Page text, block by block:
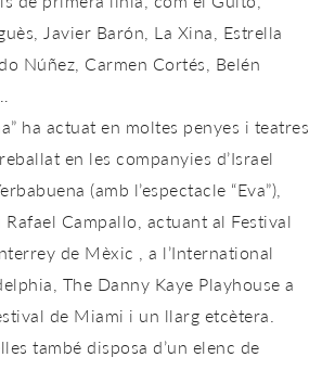
Javier Barón, La Xina, Estrella
Núñez, Carmen Cortés, Belén
ha actuat en moltes penyes i teatres
en les companyies d’Israel
(amb l’espectacle “Eva”),
Campallo, actuant al Festival
de Mèxic , a l’International
The Danny Kaye Playhouse a
de Miami i un llarg etcètera.
també disposa d’un elenc de